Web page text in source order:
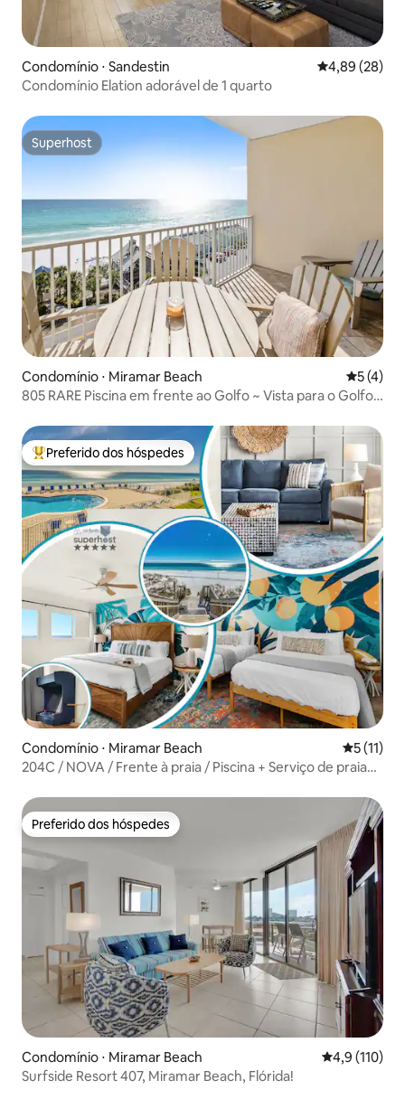
Condomínio ⋅ Sandestin 4,89 de uma
4,89 (28)
Condomínio Elation adorável de 1 quarto
Superhost
Superhost
Condomínio ⋅ Miramar Beach 5 de
5 (4)
805 RARE Piscina em frente ao Golfo ~ Vista para o Golfo
Entre os melhores preferidos dos hóspedes
Preferido dos hóspedes
Condomínio ⋅ Miramar Beach 5 de uma
5 (11)
204C / NOVA / Frente à praia / Piscina + Serviço de praia
Preferido dos hóspedes
Preferido dos hóspedes
Condomínio ⋅ Miramar Beach 4,9 de uma
4,9 (110)
Surfside Resort 407, Miramar Beach, Flórida!